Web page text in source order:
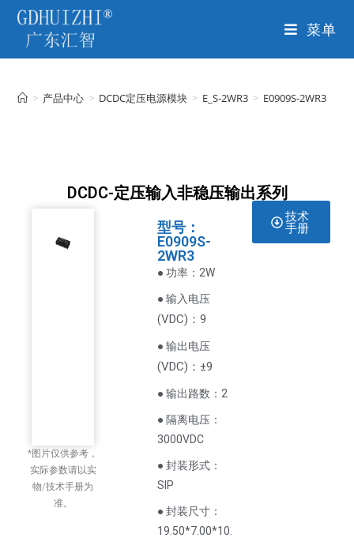
菜单
> 产品中心 > DCDC定压电源模块 > E_S-2WR3 > E0909S-2WR3
DCDC-定压输入非稳压输出系列
*图片仅供参考，
实际参数请以实
物/技术手册为
准。
型号：
E0909S-
2WR3
● 功率：2W
● 输入电压
(VDC)：9
● 输出电压
(VDC) ：±9
● 输出路数：2
● 隔离电压：
3000VDC
● 封装形式：
SIP
● 封装尺寸：
19.50*7.00*10.
技术
手册